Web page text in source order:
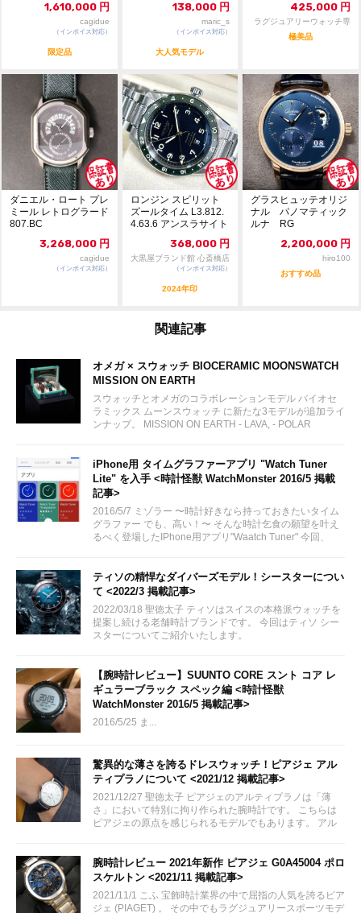
1,610,000 円
cagidue
（インボイス対応）
限定品
138,000 円
maric_s
（インボイス対応）
大人気モデル
425,000 円
ラグジュアリーウォッチ専
門店：R/M
極美品
ダニエル・ロート プレ
ミール レトログラード
807.BC
3,268,000 円
cagidue
（インボイス対応）
ロンジン スピリット
ズールタイム L3.812.
4.63.6 アンスラサイト
368,000 円
大黒屋ブランド館 心斎橋店
（インボイス対応）
2024年印
グラスヒュッテオリジ
ナル パノマティック
ルナ RG
2,200,000 円
hiro100
おすすめ品
関連記事
オメガ × スウォッチ BIOCERAMIC MOONSWATCH
MISSION ON EARTH
スウォッチとオメガのコラボレーションモデル バイオセ
ラミックス ムーンスウォッチ に新たな3モデルが追加ライ
ンナップ。 MISSION ON EARTH - LAVA, - POLAR
iPhone用 タイムグラファーアプリ "Watch Tuner
Lite" を入手 <時計怪獣 WatchMonster 2016/5 掲載
記事>
2016/5/7 ミゾラー 〜時計好きなら持っておきたいタイム
グラファー でも、高い！〜 そんな時計乞食の願望を叶え
るべく登場したIPhone用アプリ"Waatch Tuner" 今回、
ティソの精悍なダイバーズモデル！シースターについ
て <2022/3 掲載記事>
2022/03/18 聖徳太子 ティソはスイスの本格派ウォッチを
提案し続ける老舗時計ブランドです。 今回はティソ シー
スターについてご紹介いたします。
【腕時計レビュー】SUUNTO CORE スント コア レ
ギュラーブラック スペック編 <時計怪獣
WatchMonster 2016/5 掲載記事>
2016/5/25 ま...
驚異的な薄さを誇るドレスウォッチ！ピアジェ アル
ティプラノについて <2021/12 掲載記事>
2021/12/27 聖徳太子 ピアジェのアルティプラノは「薄
さ」において特別に拘り作られた腕時計です。 こちらは
ピアジェの原点を感じられるモデルでもあります。 アル
腕時計レビュー 2021年新作 ピアジェ G0A45004 ポロ
スケルトン <2021/11 掲載記事>
2021/11/1 こふ 宝飾時計業界の中で屈指の人気を誇るピア
ジェ (PIAGET) 。 その中でもラグジュアリースポーツモデ